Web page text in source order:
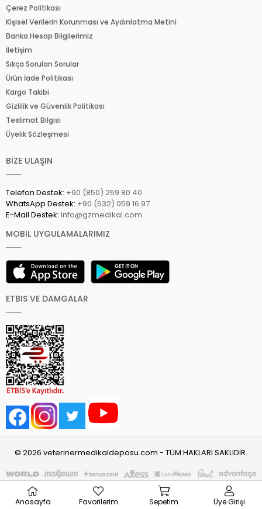
Çerez Politikası
Kişisel Verilerin Korunması ve Aydınlatma Metini
Banka Hesap Bilgilerimiz
İletişim
Sıkça Sorulan Sorular
Ürün İade Politikası
Kargo Takibi
Gizlilik ve Güvenlik Politikası
Teslimat Bilgisi
Üyelik Sözleşmesi
BİZE ULAŞIN
Telefon Destek: +90 (850) 259 80 40
WhatsApp Destek: +90 (532) 059 16 97
E-Mail Destek: info@gzmedikal.com
MOBİL UYGULAMALARIMIZ
ETBIS VE DAMGALAR
© 2026 veterinermedikaldeposu.com - TÜM HAKLARI SAKLIDIR.
Anasayfa Favorilerim Sepetim Üye Girişi